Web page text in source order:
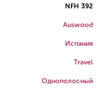
NFH 392
Auswood
Испания
Travel
Однополосный